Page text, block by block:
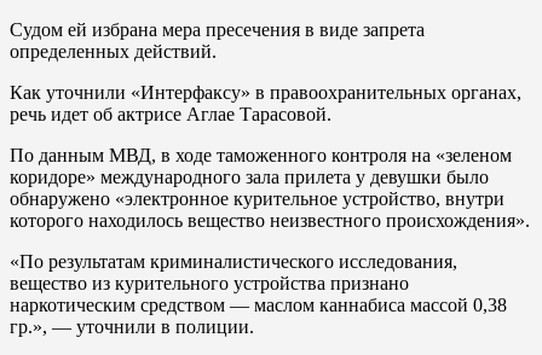
Судом ей избрана мера пресечения в виде запрета
определенных действий.
Как уточнили «Интерфаксу» в правоохранительных органах,
речь идет об актрисе Аглае Тарасовой.
По данным МВД, в ходе таможенного контроля на «зеленом
коридоре» международного зала прилета у девушки было
обнаружено «электронное курительное устройство, внутри
которого находилось вещество неизвестного происхождения».
«По результатам криминалистического исследования,
вещество из курительного устройства признано
наркотическим средством — маслом каннабиса массой 0,38
гр.», — уточнили в полиции.